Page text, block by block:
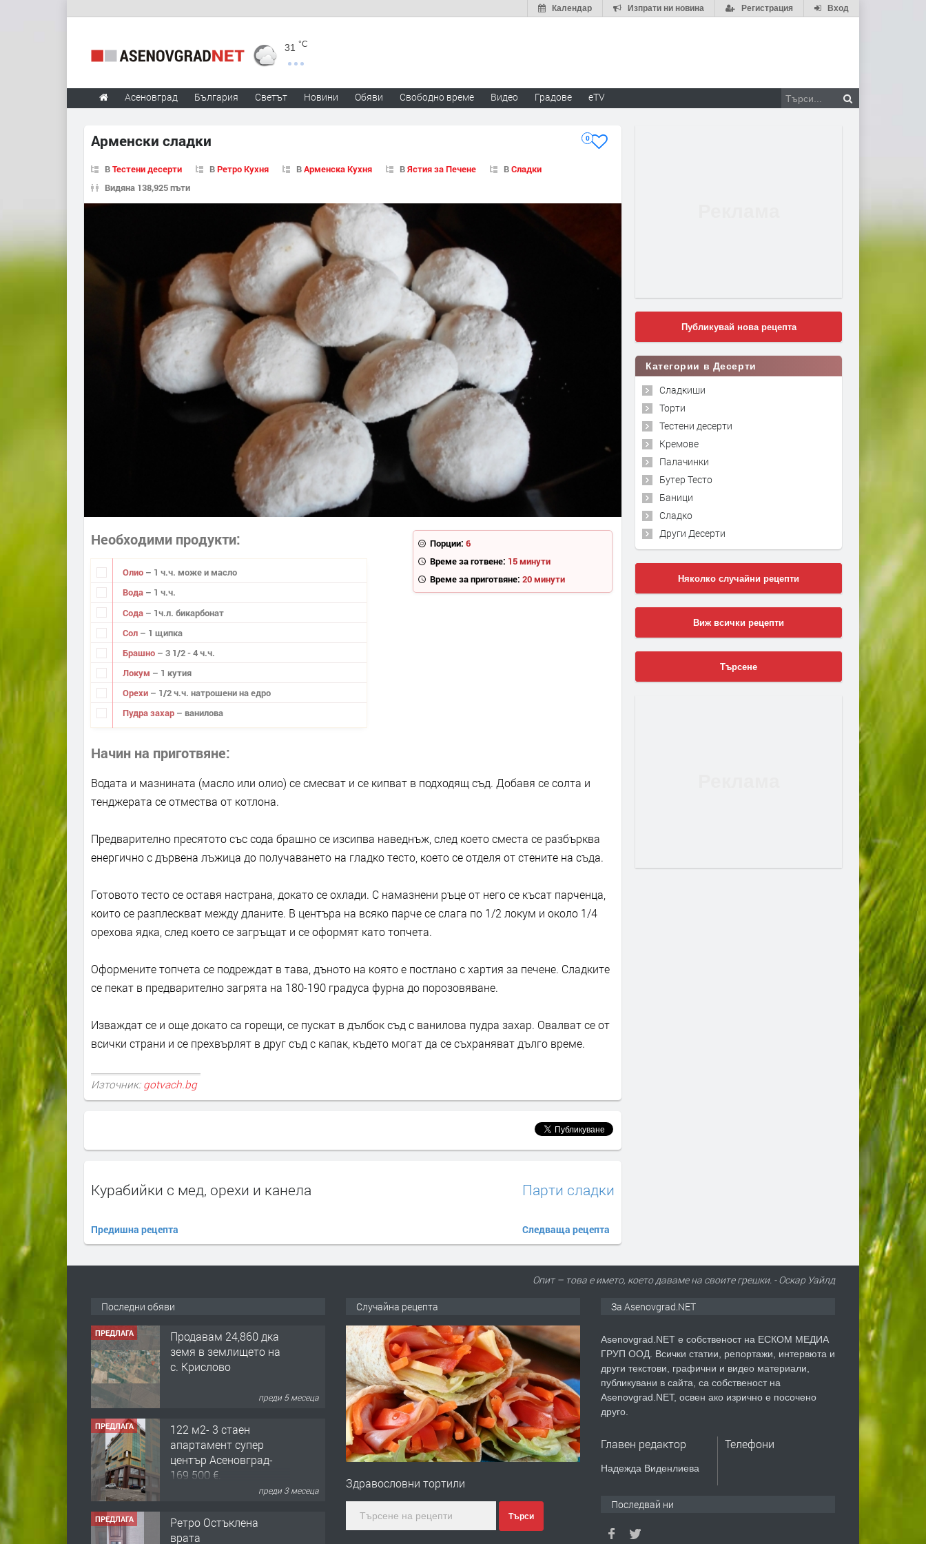
Вход
Регистрация
Изпрати ни новина
Календар
31 °C
Асеновград България Светът Новини Обяви Свободно време Видео Градове eTV
Арменски сладки 0
ВТестени десерти ВРетро Кухня ВАрменска Кухня ВЯстия за Печене ВСладки
Видяна 138,925 пъти
Порции: 6
Време за готвене: 15 минути
Време за приготвяне: 20 минути
Необходими продукти
Олио – 1 ч.ч. може и масло
Вода – 1 ч.ч.
Сода – 1ч.л. бикарбонат
Сол – 1 щипка
Брашно – 3 1/2 - 4 ч.ч.
Локум – 1 кутия
Орехи – 1/2 ч.ч. натрошени на едро
Пудра захар – ванилова
Начин на приготвяне
Водата и мазнината (масло или олио) се смесват и се кипват в подходящ съд. Добавя се солта и
тенджерата се отмества от котлона.
Предварително пресятото със сода брашно се изсипва наведнъж, след което сместа се разбърква
енергично с дървена лъжица до получаването на гладко тесто, което се отделя от стените на съда.
Готовото тесто се оставя настрана, докато се охлади. С намазнени ръце от него се късат парченца,
които се разплескват между дланите. В центъра на всяко парче се слага по 1/2 локум и около 1/4
орехова ядка, след което се загръщат и се оформят като топчета.
Оформените топчета се подреждат в тава, дъното на която е постлано с хартия за печене. Сладките
се пекат в предварително загрята на 180-190 градуса фурна до порозовяване.
Изваждат се и още докато са горещи, се пускат в дълбок съд с ванилова пудра захар. Овалват се от
всички страни и се прехвърлят в друг съд с капак, където могат да се съхраняват дълго време.
Източник: gotvach.bg
Курабийки с мед, орехи и канела
Предишна рецепта
Парти сладки
Следваща рецепта
Публикувай нова рецепта
Категории в Десерти
Сладкиши
Торти
Тестени десерти
Кремове
Палачинки
Бутер Тесто
Баници
Сладко
Други Десерти
Няколко случайни рецепти
Виж всички рецепти
Търсене
Опит – това е името, което даваме на своите грешки. - Оскар Уайлд
Последни обяви
ПРЕДЛАГА
Продавам 24,860 дка
земя в землището на
с. Крислово
преди 5 месеца
ПРЕДЛАГА
122 м2- 3 стаен
апартамент супер
център Асеновград-
169 500 €.
преди 3 месеца
ПРЕДЛАГА
Ретро Остъклена
врата
Случайна рецепта
Здравословни тортили
Търси
За Asenovgrad.NET
Asenovgrad.NET е собственост на ЕСКОМ МЕДИА
ГРУП ООД. Всички статии, репортажи, интервюта и
други текстови, графични и видео материали,
публикувани в сайта, са собственост на
Asenovgrad.NET, освен ако изрично е посочено
друго.
Главен редактор
Надежда Виденлиева
Телефони
Последвай ни